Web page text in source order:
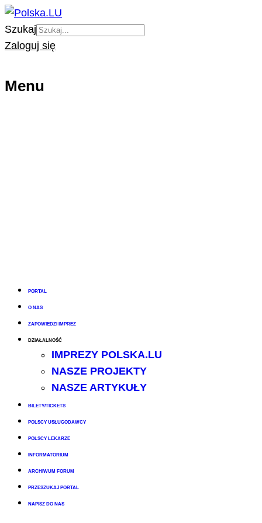
Szukaj
Zaloguj się
Menu
PORTAL
O NAS
ZAPOWIEDZI IMPREZ
DZIAŁALNOŚĆ
IMPREZY POLSKA.LU
NASZE PROJEKTY
NASZE ARTYKUŁY
BILETY/TICKETS
POLSCY USŁUGODAWCY
POLSCY LEKARZE
INFORMATORIUM
ARCHIWUM FORUM
PRZESZUKAJ PORTAL
NAPISZ DO NAS